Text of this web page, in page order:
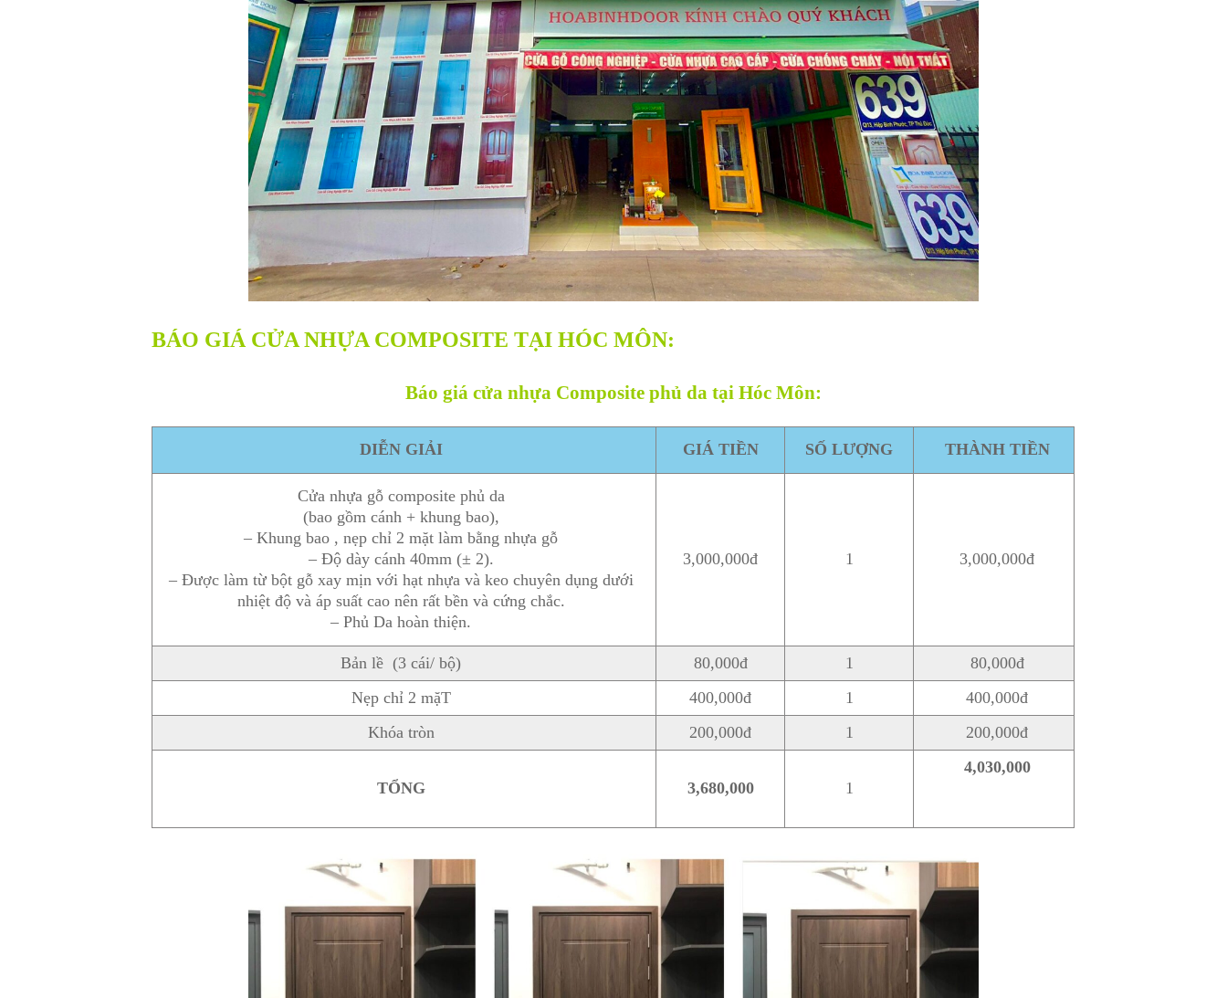
BÁO GIÁ CỬA NHỰA COMPOSITE TẠI HÓC MÔN:
Báo giá cửa nhựa Composite phủ da tại Hóc Môn:
DIỄN GIẢI GIÁ TIỀN SỐ LƯỢNG THÀNH TIỀN
Cửa nhựa gỗ composite phủ da
(bao gồm cánh + khung bao),
– Khung bao , nẹp chỉ 2 mặt làm bằng nhựa gỗ
– Độ dày cánh 40mm (± 2).
– Được làm từ bột gỗ xay mịn với hạt nhựa và keo chuyên dụng dưới
nhiệt độ và áp suất cao nên rất bền và cứng chắc.
– Phủ Da hoàn thiện.
3,000,000đ 1 3,000,000đ
Bản lề (3 cái/ bộ) 80,000đ 1
80,000đ
Nẹp chỉ 2 mặT
400,000đ 1
400,000đ
Khóa tròn
200,000đ 1 200,000đ
TỔNG 3,680,000 1
4,030,000